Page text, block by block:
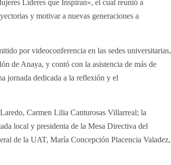
Líderes que Inspiran», el cual reunió a
y motivar a nuevas generaciones a
por videoconferencia en las sedes universitarias,
de Anaya, y contó con la asistencia de más de
jornada dedicada a la reflexión y el
Carmen Lilia Canturosas Villarreal; la
local y presidenta de la Mesa Directiva del
de la UAT, María Concepción Placencia Valadez,